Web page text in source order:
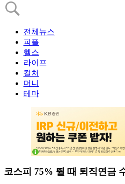
전체뉴스
피플
헬스
라이프
컬처
머니
테마
코스피 75% 뛸 때 퇴직연금